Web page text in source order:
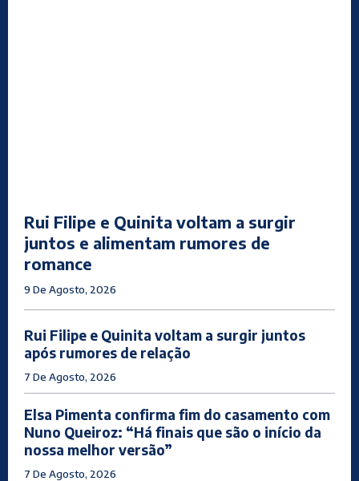
Rui Filipe e Quinita voltam a surgir
juntos e alimentam rumores de
romance
9 De Agosto, 2026
Rui Filipe e Quinita voltam a surgir juntos
após rumores de relação
7 De Agosto, 2026
Elsa Pimenta confirma fim do casamento com
Nuno Queiroz: “Há finais que são o início da
nossa melhor versão”
7 De Agosto, 2026